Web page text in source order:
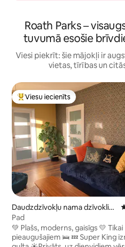
Roath Parks –
tuvumā esošie
Viesi piekrīt: šie mājokļi ir
vietas, tīrības un
Populārs viesu iecienīts mājoklis
Viesu iecienīts
Daudzdzīvokļu nama dzīvoklis
– Pen-y-lan
Pad
💚 Plašs, moderns, gaisīgs 💛 Tikai
pieaugušajiem 🛌 💤 Super King